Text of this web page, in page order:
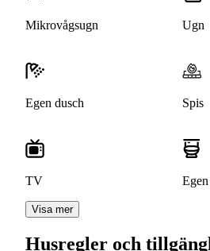
Mikrovågsugn Ugn
Egen dusch Spis
TV
Visa mer
Husregler och